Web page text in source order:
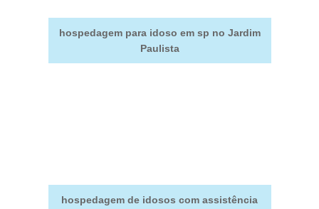
hospedagem para idoso em sp no Jardim
Paulista
hospedagem de idosos com assistência